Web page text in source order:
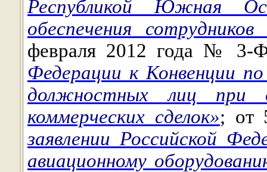
Республикой Южная
обеспечения
февраля 2012 года №
Федерации к Конвенции
должностных лиц при
коммерческих сделок»; от
заявлении Российской
авиационному